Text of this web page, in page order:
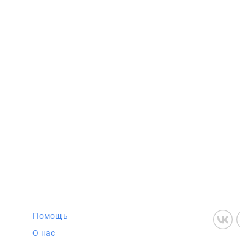
Помощь
О нас